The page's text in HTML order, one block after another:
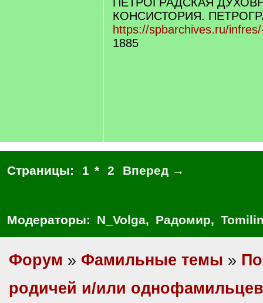
КОНСИСТОРИЯ.
https://spbarchives.ru/
1885
Страницы: 1 * 2 Вперед →
Модераторы: N_Volga, Радомир,
Форум » Фамильные темы »
родичей и/или однофамильцев